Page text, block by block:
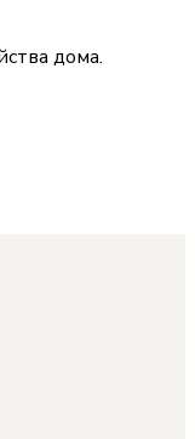
дома.